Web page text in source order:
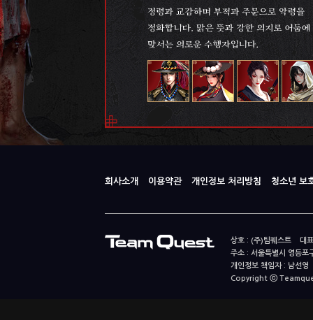
회사소개 이용약관 개인정보 처리방침 청소년 보
상호 : (주)팀퀘스트 대
주소 : 서울특별시 영등
개인정보 책임자 : 남
Copyright ⓒ